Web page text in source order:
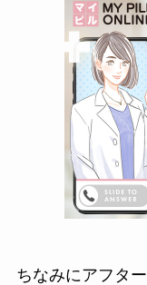
ちなみにアフタ